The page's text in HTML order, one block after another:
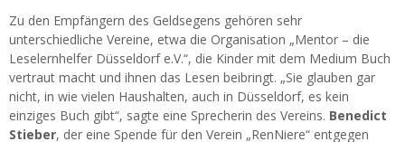
Zu den Empfängern des Geldsegens gehören sehr
unterschiedliche Vereine, etwa die Organisation „Mentor – die
Leselernhelfer Düsseldorf e.V.“, die Kinder mit dem Medium Buch
vertraut macht und ihnen das Lesen beibringt. „Sie glauben gar
nicht, in wie vielen Haushalten, auch in Düsseldorf, es kein
einziges Buch gibt“, sagte eine Sprecherin des Vereins. Benedict
Stieber, der eine Spende für den Verein „RenNiere“ entgegen